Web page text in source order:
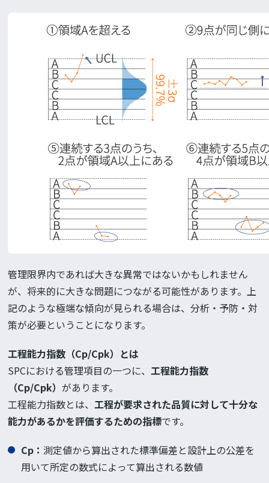
管理限界内であれば大きな異常ではないかもしれません
が、将来的に大きな問題につながる可能性があります。上
記のような極端な傾向が見られる場合は、分析・予防・対
策が必要ということになります。
工程能力指数（Cp/Cpk）とは
SPCにおける管理項目の一つに、工程能力指数
（Cp/Cpk）があります。
工程能力指数とは、工程が要求された品質に対して十分な
能力があるかを評価するための指標です。
Cp ：測定値から算出された標準偏差と設計上の公差を
用いて所定の数式によって算出される数値